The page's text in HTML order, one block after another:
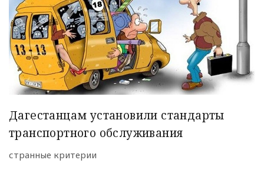
Дагестанцам установили стандарты
транспортного обслуживания
странные критерии